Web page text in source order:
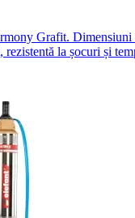
Grafit. Dimensiuni
la șocuri și